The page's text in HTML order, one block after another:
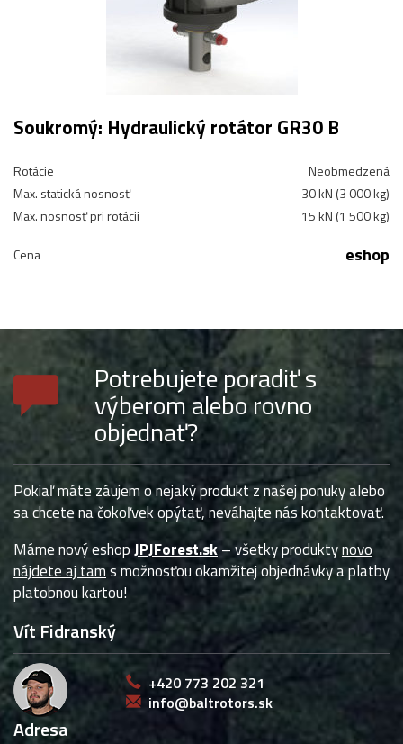
Soukromý: Hydraulický rotátor GR30 B
Rotácie
Neobmedzená
Max. statická nosnosť
30 kN (3 000 kg)
Max. nosnosť pri rotácii
15 kN (1 500 kg)
Cena eshop
Potrebujete poradiť s
výberom alebo rovno
objednať?
Pokiaľ máte záujem o nejaký produkt z našej ponuky alebo
sa chcete na čokoľvek opýtať, neváhajte nás kontaktovať.
Máme nový eshopJPJForest.sk– všetky produktynovo
nájdete aj tams možnosťou okamžitej objednávky a platby
platobnou kartou!
Vít Fidranský
+420 773 202 321
info@baltrotors.sk
Adresa